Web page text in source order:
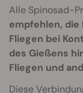
Alle Spinosad-
empfehlen, die
Fliegen bei
des Gießens
Fliegen und
Diese